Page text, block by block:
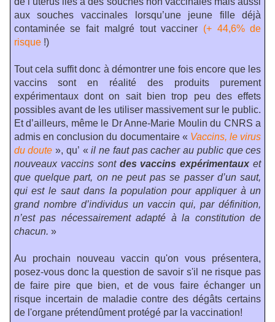
aux souches vaccinales lorsqu’une jeune fille déjà
contaminée se fait malgré tout vacciner (+ 44,6% de
risque !)
Tout cela suffit donc à démontrer une fois encore que les
vaccins sont en réalité des produits purement
expérimentaux dont on sait bien trop peu des effets
possibles avant de les utiliser massivement sur le public.
Et d’ailleurs, même le Dr Anne-Marie Moulin du CNRS a
admis en conclusion du documentaire « Vaccins, le virus
du doute», qu’ «il ne faut pas cacher au public que ces
nouveaux vaccins sont des vaccins expérimentaux et
que quelque part, on ne peut pas se passer d’un saut,
qui est le saut dans la population pour appliquer à un
grand nombre d’individus un vaccin qui, par définition,
n’est pas nécessairement adapté à la constitution de
chacun. »
Au prochain nouveau vaccin qu'on vous présentera,
posez-vous donc la question de savoir s'il ne risque pas
de faire pire que bien, et de vous faire échanger un
risque incertain de maladie contre des dégâts certains
de l'organe prétendûment protégé par la vaccination!